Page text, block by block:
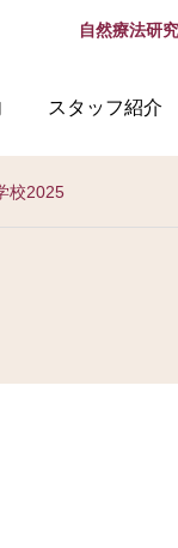
自然療法研
スタッフ紹介
校2025